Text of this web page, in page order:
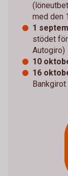
med den
1
stödet
Autogiro)
10
16